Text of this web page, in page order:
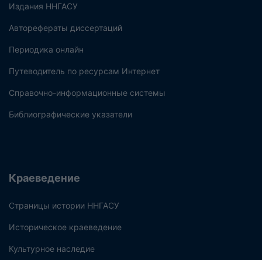
Издания ННГАСУ
Авторефераты диссертаций
Периодика онлайн
Путеводитель по ресурсам Интернет
Справочно-информационные системы
Библиографические указатели
Краеведение
Страницы истории ННГАСУ
Историческое краеведение
Культурное наследие